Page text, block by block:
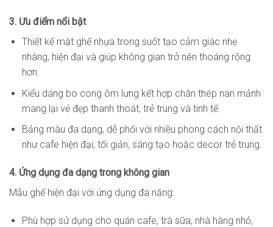
3. Ưu điểm nổi bật
Thiết kế mặt ghế nhựa trong suốt tạo cảm giác nhẹ
nhàng, hiện đại và giúp không gian trở nên thoáng rộng
hơn.
Kiểu dáng bo cong ôm lưng kết hợp chân thép nan mảnh
mang lại vẻ đẹp thanh thoát, trẻ trung và tinh tế.
Bảng màu đa dạng, dễ phối với nhiều phong cách nội thất
như cafe hiện đại, tối giản, sáng tạo hoặc decor trẻ trung.
4. Ứng dụng đa dạng trong không gian
Mẫu ghế hiện đại với ứng dụng đa năng:
Phù hợp sử dụng cho quán cafe, trà sữa, nhà hàng nhỏ,